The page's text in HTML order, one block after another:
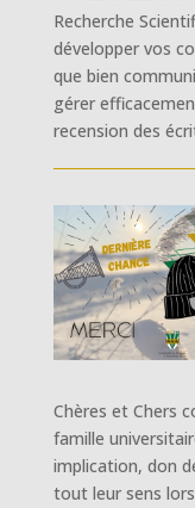
Recherche
développer vos
que bien
gérer
recension des
Chères et Chers
famille
implication, don
tout leur sens